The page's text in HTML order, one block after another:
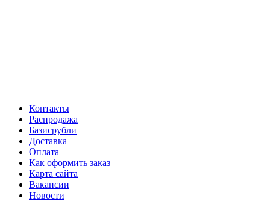
Контакты
Распродажа
Базисрубли
Доставка
Оплата
Как оформить заказ
Карта сайта
Вакансии
Новости